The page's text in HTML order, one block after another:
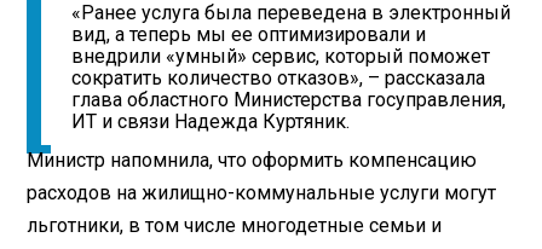
«Ранее услуга была переведена в электронный
вид, а теперь мы ее оптимизировали и
внедрили «умный» сервис, который поможет
сократить количество отказов», – рассказала
глава областного Министерства госуправления,
ИТ и связи Надежда Куртяник.
Министр напомнила, что оформить компенсацию
расходов на жилищно-коммунальные услуги могут
льготники, в том числе многодетные семьи и